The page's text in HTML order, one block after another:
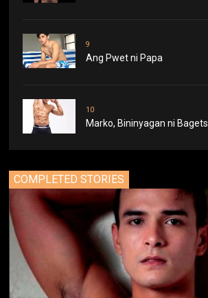
9
Ang Pwet ni Papa
10
Marko, Bininyagan ni Bagets
COMPLETED STORIES